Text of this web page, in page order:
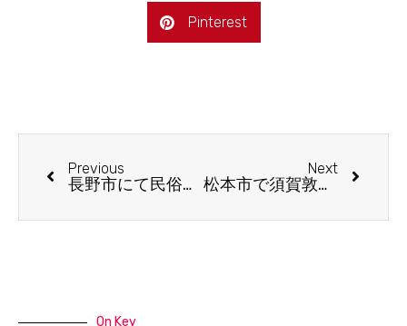
Pinterest
Previous
長野市にて民俗学の蔵書と古道具コレクションの買取
Next
松本市で須賀敦子全集など文学書を出張買取しました。
On Key